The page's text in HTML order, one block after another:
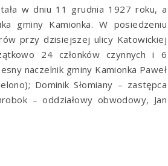
w dniu 11 grudnia 1927 roku, a
gminy Kamionka. W posiedzeniu
przy dzisiejszej ulicy Katowickiej
24 członków czynnych i 6
naczelnik gminy Kamionka Paweł
Dominik Słomiany – zastępca
– oddziałowy obwodowy, Jan